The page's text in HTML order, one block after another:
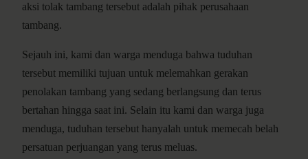
aksi tolak tambang tersebut adalah pihak perusahaan
tambang.
Sejauh ini, kami dan warga menduga bahwa tuduhan
tersebut memiliki tujuan untuk melemahkan gerakan
penolakan tambang yang sedang berlangsung dan terus
bertahan hingga saat ini. Selain itu kami dan warga juga
menduga, tuduhan tersebut hanyalah untuk memecah belah
persatuan perjuangan yang terus meluas.